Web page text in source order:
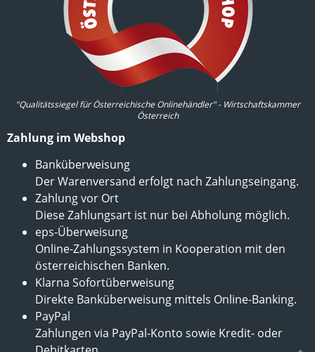
"Qualitätssiegel für Österreichische Onlinehändler" - Wirtschaftskammer
Österreich
Zahlung im Webshop
Banküberweisung
Der Warenversand erfolgt nach Zahlungseingang.
Zahlung vor Ort
Diese Zahlungsart ist nur bei Abholung möglich.
eps-Überweisung
Online-Zahlungssystem in Kooperation mit den
österreichischen Banken.
Klarna Sofortüberweisung
Direkte Banküberweisung mittels Online-Banking.
PayPal
Zahlungen via PayPal-Konto sowie Kredit- oder